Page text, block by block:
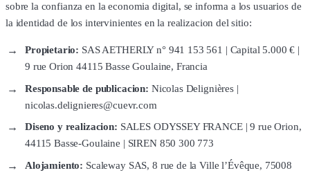
sobre la confianza en la economia digital, se informa a los usuarios de
la identidad de los intervinientes en la realizacion del sitio:
Propietario: SAS AETHERLY n° 941 153 561 | Capital 5.000 € |
9 rue Orion 44115 Basse Goulaine, Francia
Responsable de publicacion: Nicolas Delignières |
nicolas.delignieres@cuevr.com
Diseno y realizacion: SALES ODYSSEY FRANCE | 9 rue Orion,
44115 Basse-Goulaine | SIREN 850 300 773
Alojamiento: Scaleway SAS, 8 rue de la Ville l’Évêque, 75008